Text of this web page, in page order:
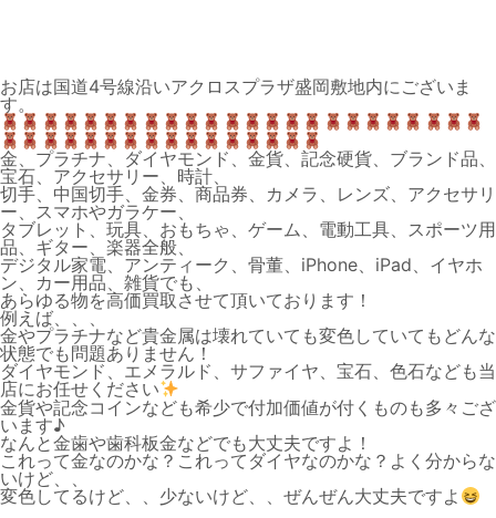
お店は国道4号線沿いアクロスプラザ盛岡敷地内にございま
す。
金、プラチナ、ダイヤモンド、金貨、記念硬貨、ブランド品、
宝石、アクセサリー、時計、
切手、中国切手、金券、商品券、カメラ、レンズ、アクセサリ
ー、スマホやガラケー、
タブレット、玩具、おもちゃ、ゲーム、電動工具、スポーツ用
品、ギター、楽器全般、
デジタル家電、アンティーク、骨董、iPhone、iPad、イヤホ
ン、カー用品、雑貨でも、
あらゆる物を高価買取させて頂いております！
例えば、、、
金やプラチナなど貴金属は壊れていても変色していてもどんな
状態でも問題ありません！
ダイヤモンド、エメラルド、サファイヤ、宝石、色石なども当
店にお任せください
金貨や記念コインなども希少で付加価値が付くものも多々ござ
います♪
なんと金歯や歯科板金などでも大丈夫ですよ！
これって金なのかな？これってダイヤなのかな？よく分からな
いけど、、
変色してるけど、、少ないけど、、ぜんぜん大丈夫ですよ